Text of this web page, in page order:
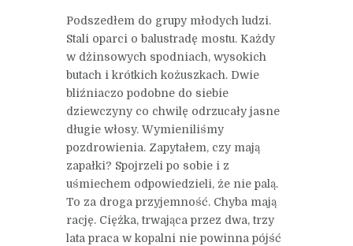
Podszedłem do grupy młodych ludzi.
Stali oparci o balustradę mostu. Każdy
w dżinsowych spodniach, wysokich
butach i krótkich kożuszkach. Dwie
bliźniaczo podobne do siebie
dziewczyny co chwilę odrzucały jasne
długie włosy. Wymieniliśmy
pozdrowienia. Zapytałem, czy mają
zapałki? Spojrzeli po sobie i z
uśmiechem odpowiedzieli, że nie palą.
To za droga przyjemność. Chyba mają
rację. Ciężka, trwająca przez dwa, trzy
lata praca w kopalni nie powinna pójść